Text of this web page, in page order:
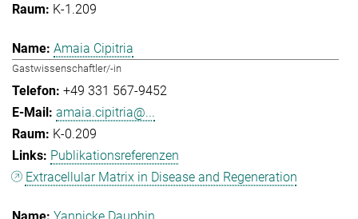
K-1.209
Amaia Cipitria
Gastwissenschaftler/-in
+49 331 567-9452
amaia.cipitria@...
K-0.209
Publikationsreferenzen
Extracellular Matrix in Disease and Regeneration